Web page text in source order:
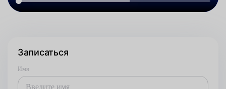
Записаться
Имя